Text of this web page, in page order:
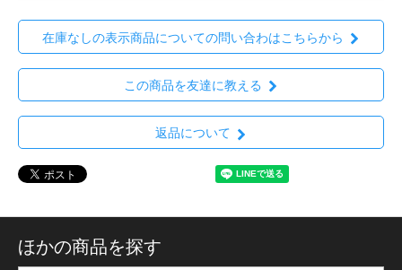
在庫なしの表示商品についての問い合わはこちらから
この商品を友達に教える
返品について
ほかの商品を探す